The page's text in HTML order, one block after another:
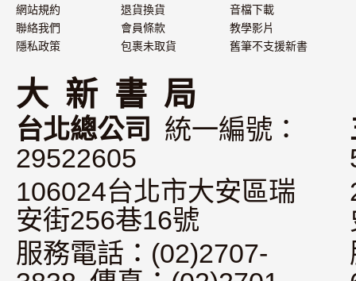
網站規約
聯絡我們
隱私政策
退貨換貨
會員條款
包裹未取貨
音檔下載
教學影片
舊筆不支援新書
大 新 書 局
台北總公司
統一編號：
29522605
106024台北市大安區瑞
安街256巷16號
服務電話：(02)2707-